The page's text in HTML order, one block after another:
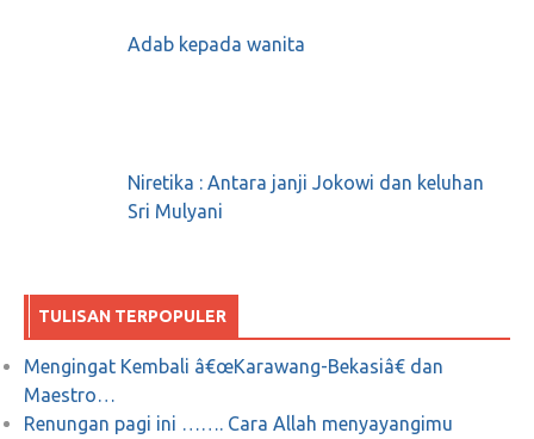
#2019GantiPresiden
Jalan Tol I: Saya Memilih Bersama Kaum
September 12, 2018 0
Rezeki Tercukupi Setelah Masuk Penjara
Adab kepada wanita
Niretika : Antara janji Jokowi dan keluhan
Sri Mulyani
TULISAN TERPOPULER
Mengingat Kembali â€œKarawang-Bekasiâ€ dan
Maestro…
Renungan pagi ini ……. Cara Allah menyayangimu